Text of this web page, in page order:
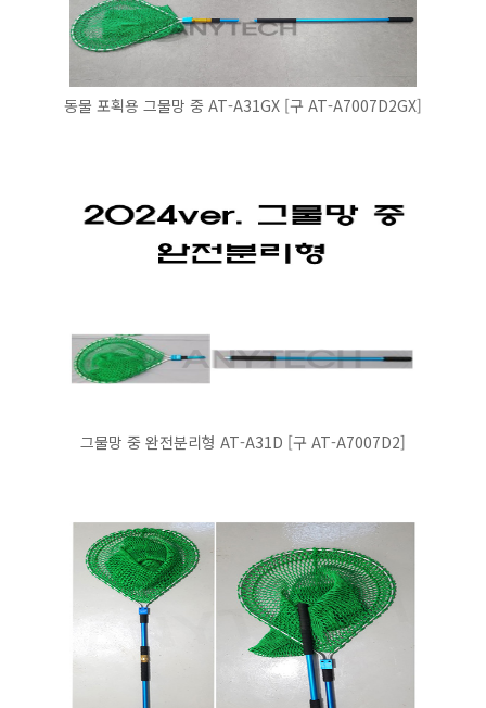
동물 포획용 그물망 중 AT-A31GX [구 AT-A7007D2GX]
그물망 중 완전분리형 AT-A31D [구 AT-A7007D2]